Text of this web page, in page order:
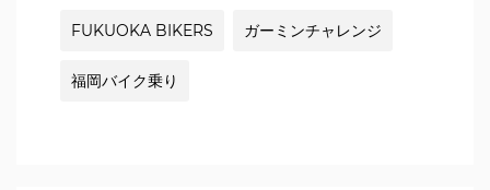
FUKUOKA BIKERS ガーミンチャレンジ
福岡バイク乗り